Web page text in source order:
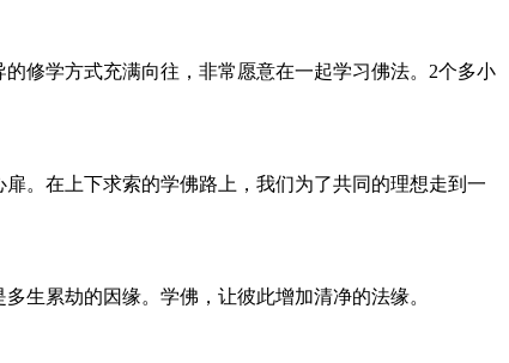
修学方式充满向往，非常愿意在一起学习佛法。2个多小
。在上下求索的学佛路上，我们为了共同的理想走到一
累劫的因缘。学佛，让彼此增加清净的法缘。